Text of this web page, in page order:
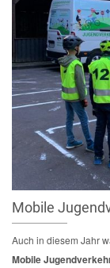
Mobile
Auch in diesem Jahr
Mobile